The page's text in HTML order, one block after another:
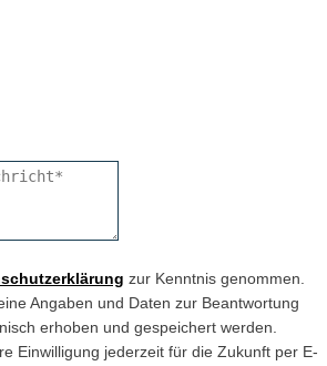
zur Kenntnis genommen.
Angaben und Daten zur Beantwortung
erhoben und gespeichert werden.
Einwilligung jederzeit für die Zukunft per E-